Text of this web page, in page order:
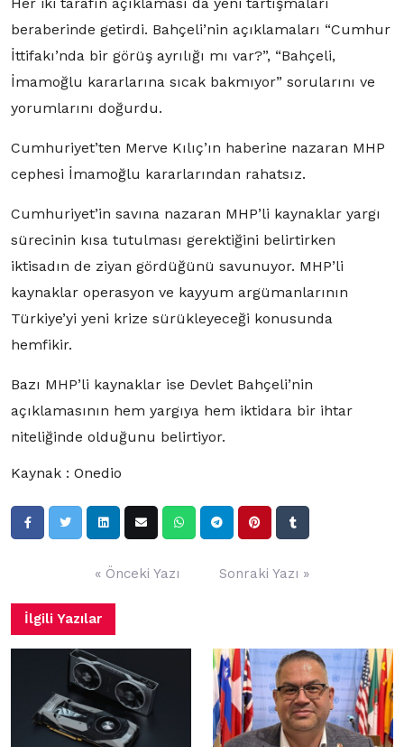
beraberinde getirdi. Bahçeli’nin açıklamaları “Cumhur
İttifakı’nda bir görüş ayrılığı mı var?”, “Bahçeli,
İmamoğlu kararlarına sıcak bakmıyor” sorularını ve
yorumlarını doğurdu.
Cumhuriyet’ten Merve Kılıç’ın haberine nazaran MHP
cephesi İmamoğlu kararlarından rahatsız.
Cumhuriyet’in savına nazaran MHP’li kaynaklar yargı
sürecinin kısa tutulması gerektiğini belirtirken
iktisadın de ziyan gördüğünü savunuyor. MHP’li
kaynaklar operasyon ve kayyum argümanlarının
Türkiye’yi yeni krize sürükleyeceği konusunda
hemfikir.
Bazı MHP’li kaynaklar ise Devlet Bahçeli’nin
açıklamasının hem yargıya hem iktidara bir ihtar
niteliğinde olduğunu belirtiyor.
Kaynak : Onedio
« Önceki Yazı Sonraki Yazı »
İlgili Yazılar